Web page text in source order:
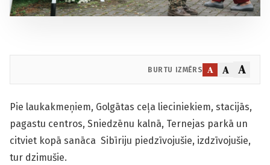
BURTU IZMĒRS A A A
Pie laukakmeņiem, Golgātas ceļa lieciniekiem, stacijās,
pagastu centros, Sniedzēnu kalnā, Ternejas parkā un
citviet kopā sanāca Sibīriju piedzīvojušie, izdzīvojušie,
tur dzimušie.